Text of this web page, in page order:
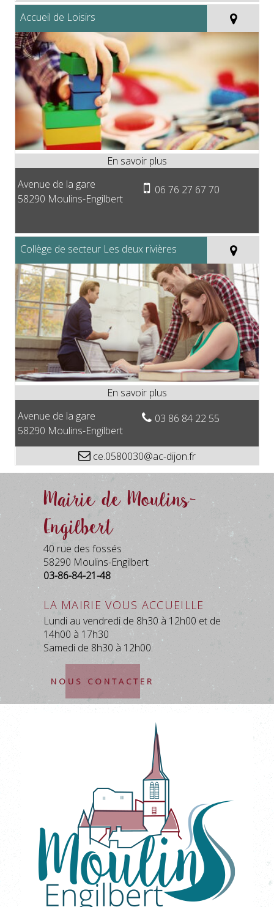
Accueil de Loisirs
Avenue de la gare
58290 Moulins-Engilbert
06 76 27 67 70
Collège de secteur Les deux rivières
Avenue de la gare
58290 Moulins-Engilbert
03 86 84 22 55
ce.0580030@ac-dijon.fr
Mairie de Moulins-
Engilbert
40 rue des fossés
58290 Moulins-Engilbert
03-86-84-21-48
La mairie vous accueille
Lundi au vendredi de 8h30 à 12h00 et de
14h00 à 17h30
Samedi de 8h30 à 12h00.
NOUS CONTACTER